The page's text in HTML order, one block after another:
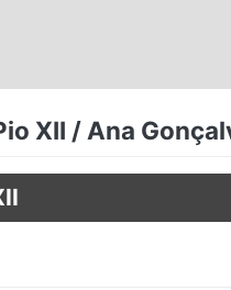
XII / Ana